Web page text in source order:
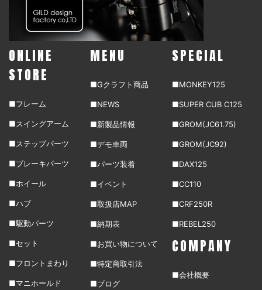
ONLINE
STORE
■フレーム
■スイングアーム
■ステップパーツ
■ブレーキパーツ
■ホイール
■ハブ
■駆動パーツ
■セット
■フロントまわり
■マニホールド
MENU
■Gクラフト商品
■NEWS
■新製品情報
■デモ車両
■パーツ装着
■イベント
■取扱店MAP
■納期表
■お買い物について
■特定商取引法
■ブログ
SPECIAL
■MONKEY125
■SUPER CUB C125
■GROM(JC61.75)
■GROM(JC92)
■DAX125
■CC110
■CRF250R
■REBEL250
COMPANY
■会社概要